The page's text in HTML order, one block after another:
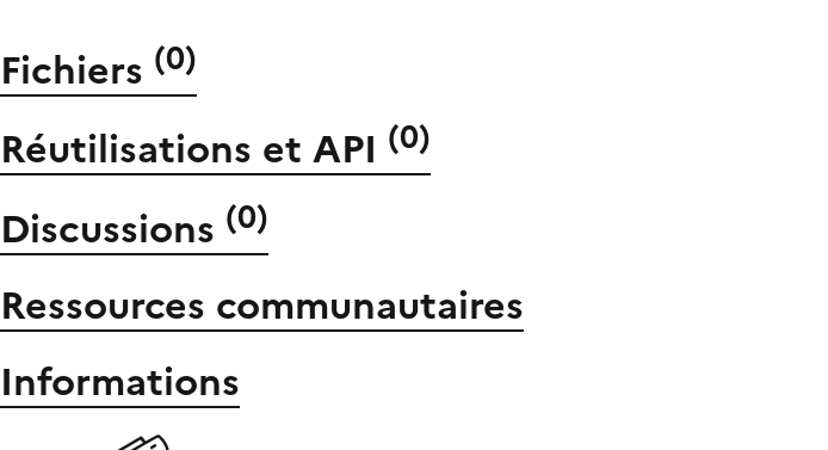
Fichiers (0)
Réutilisations et API (0)
Discussions (0)
Ressources communautaires
Informations